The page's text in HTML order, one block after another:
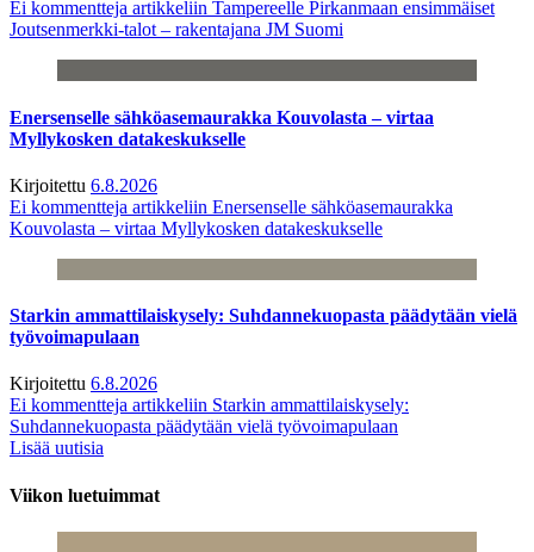
Ei kommentteja artikkeliin Tampereelle Pirkanmaan ensimmäiset
Joutsenmerkki-talot – rakentajana JM Suomi
Enersenselle sähköasemaurakka Kouvolasta – virtaa
Myllykosken datakeskukselle
Kirjoitettu 6.8.2026
Ei kommentteja artikkeliin Enersenselle sähköasemaurakka
Kouvolasta – virtaa Myllykosken datakeskukselle
Starkin ammattilaiskysely: Suhdannekuopasta päädytään vielä
työvoimapulaan
Kirjoitettu 6.8.2026
Ei kommentteja artikkeliin Starkin ammattilaiskysely:
Suhdannekuopasta päädytään vielä työvoimapulaan
Lisää uutisia
Viikon luetuimmat